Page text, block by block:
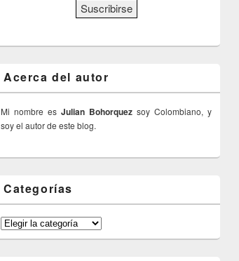
Acerca del autor
Mi nombre es Julian Bohorquez soy Colombiano, y
soy el autor de este blog.
Categorías
Categorías